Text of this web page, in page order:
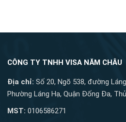
CÔNG TY TNHH VISA NĂM CHÂU
Địa chỉ: Số 20, Ngõ 538, đường
Phường Láng Hạ, Quận Đống Đa,
MST: 0106586271